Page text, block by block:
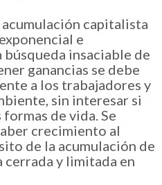
capitalista
e
insaciable de
ganancias se debe
a los trabajadores y
sin interesar si
de vida. Se
crecimiento al
de la acumulación de
cerrada y limitada en